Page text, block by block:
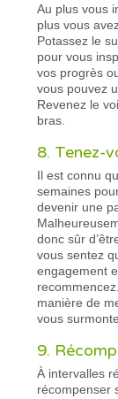
Au plus vous
plus vous
Potassez le
pour vous
vos progrès
vous pouvez
Revenez le
bras.
8. Tenez-
Il est connu
semaines
devenir une
donc sûr
vous sentez
engagement
manière de
vous
9.
À intervalles
récompenser